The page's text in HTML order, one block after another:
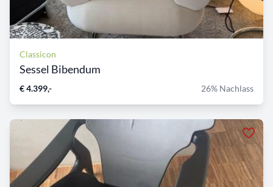
Classicon
Sessel Bibendum
€ 4.399,- 26% Nachlass